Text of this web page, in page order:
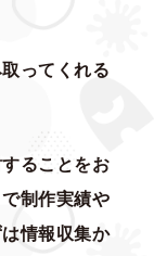
ってくれる
ることをお
制作実績や
情報収集か